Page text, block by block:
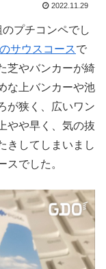
2022.11.29
プチコンペでし
サウスコースで
芝やバンカーが綺
な上バンカーや池
が狭く、広いワン
やや早く、気の抜
きしてしまいまし
スでした。